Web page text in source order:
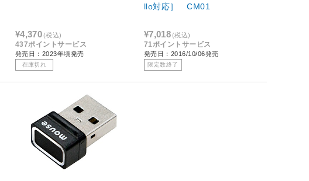
¥4,370(税込)
437ポイントサービス
発売日：2023年頃発売
在庫切れ
llo対応］ CM01
¥7,018(税込)
71ポイントサービス
発売日：2016/10/06発売
限定数終了